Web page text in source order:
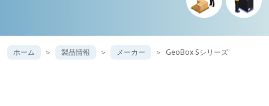
ホーム 製品情報 メーカー GeoBox Sシリーズ